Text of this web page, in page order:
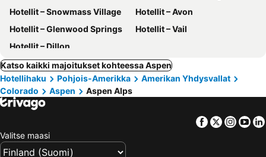
Hotellit – Snowmass Village
Hotellit – Avon
Hotellit – Glenwood Springs
Hotellit – Vail
Hotellit – Dillon
Katso kaikki majoitukset kohteessa Aspen
Hotellihaku
Pohjois-Amerikka
Amerikan Yhdysvallat
Colorado
Aspen Aspen Alps
Facebook
Twitter
Valitse maasi